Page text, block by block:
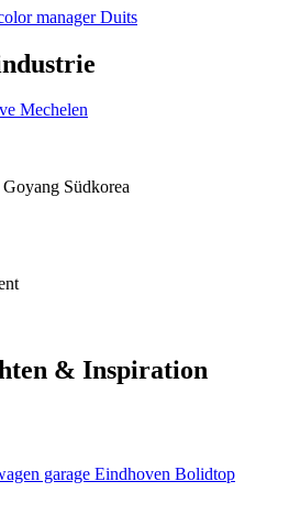
Mechelen
Südkorea
& Inspiration